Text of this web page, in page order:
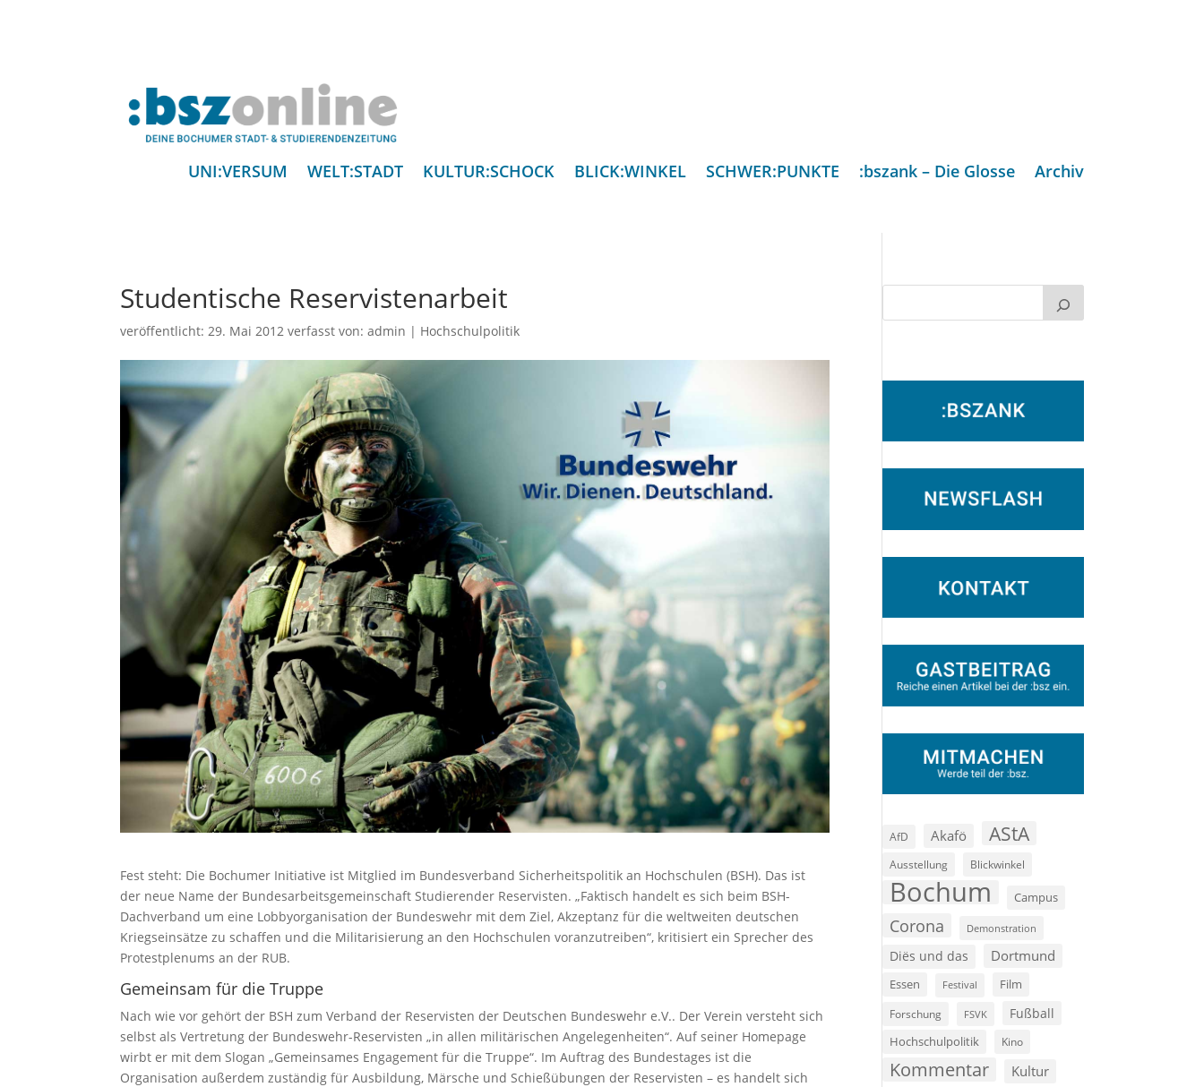
UNI:VERSUM WELT:STADT KULTUR:SCHOCK BLICK:WINKEL SCHWER:PUNKTE :bszank – Die Glosse Archiv
Studentische Reservistenarbeit
veröffentlicht:29. Mai 2012 verfasst von:admin | Hochschulpolitik
Fest steht: Die Bochumer Initiative ist Mitglied im Bundesverband Sicherheitspolitik an Hochschulen (BSH). Das ist
der neue Name der Bundesarbeitsgemeinschaft Studierender Reservisten. „Faktisch handelt es sich beim BSH-
Dachverband um eine Lobbyorganisation der Bundeswehr mit dem Ziel, Akzeptanz für die weltweiten deutschen
Kriegseinsätze zu schaffen und die Militarisierung an den Hochschulen voranzutreiben“, kritisiert ein Sprecher des
Protestplenums an der RUB.
Gemeinsam für die Truppe
Nach wie vor gehört der BSH zum Verband der Reservisten der Deutschen Bundeswehr e.V.. Der Verein versteht sich
selbst als Vertretung der Bundeswehr-Reservisten „in allen militärischen Angelegenheiten“. Auf seiner Homepage
wirbt er mit dem Slogan „Gemeinsames Engagement für die Truppe“. Im Auftrag des Bundestages ist die
Organisation außerdem zuständig für Ausbildung, Märsche und Schießübungen der Reservisten – es handelt sich
AfD Akafö AStA
Ausstellung Blickwinkel
Bochum Campus
Corona Demonstration
Diës und das Dortmund
Essen Festival Film
Forschung FSVK Fußball
Hochschulpolitik Kino
Kommentar Kultur